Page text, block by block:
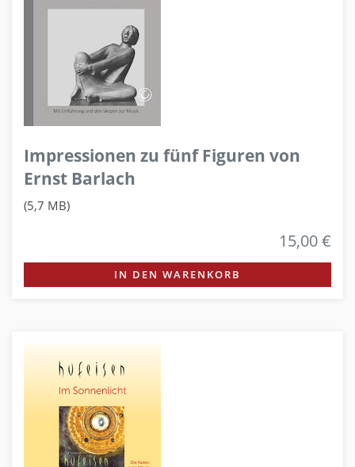
Impressionen zu fünf Figuren von
Ernst Barlach
(5,7 MB)
15,00 €
IN DEN WARENKORB